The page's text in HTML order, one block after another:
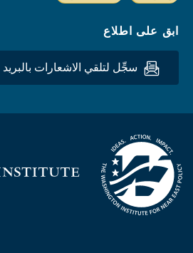
ابق على اطلاع
سجِّل لتلقي الاشعارات بالبريد
Homepage